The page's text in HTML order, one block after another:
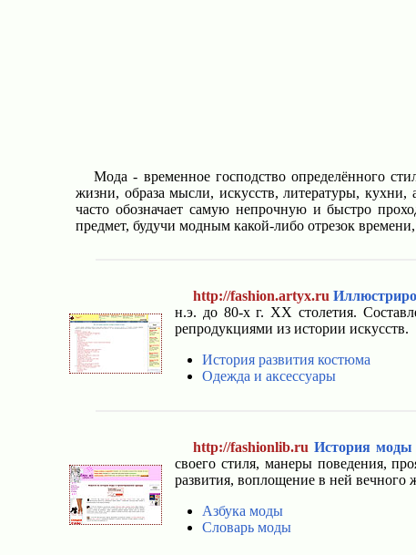
Мода - временное господство определённого
жизни, образа мысли, искусств, литературы,
часто обозначает самую непрочную и быстро
предмет, будучи модным какой-либо отрезок
http://fashion.artyx.ru
н.э. до 80-х г. ХХ столетия.
репродукциями из истории искусств.
История развития костюма
Одежда и аксессуары
http://fashionlib.ru История моды
своего стиля, манеры поведения,
развития, воплощение в ней вечного
Азбука моды
Словарь моды